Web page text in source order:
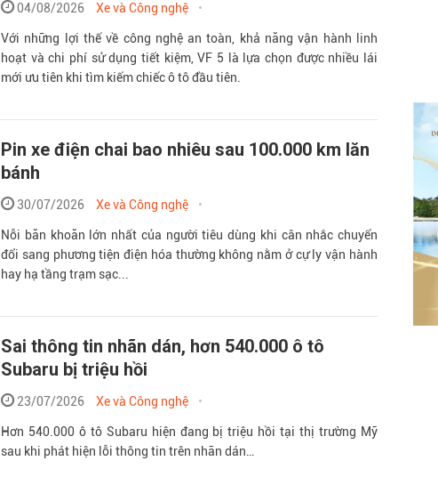
04/08/2026 Xe và Công nghệ
Với những lợi thế về công nghệ an toàn, khả năng vận hành linh
hoạt và chi phí sử dụng tiết kiệm, VF 5 là lựa chọn được nhiều lái
mới ưu tiên khi tìm kiếm chiếc ô tô đầu tiên.
Pin xe điện chai bao nhiêu sau 100.000 km lăn
bánh
30/07/2026 Xe và Công nghệ
Nỗi băn khoăn lớn nhất của người tiêu dùng khi cân nhắc chuyển
đổi sang phương tiện điện hóa thường không nằm ở cự ly vận hành
hay hạ tầng trạm sạc...
Sai thông tin nhãn dán, hơn 540.000 ô tô
Subaru bị triệu hồi
23/07/2026 Xe và Công nghệ
Hơn 540.000 ô tô Subaru hiện đang bị triệu hồi tại thị trường Mỹ
sau khi phát hiện lỗi thông tin trên nhãn dán…